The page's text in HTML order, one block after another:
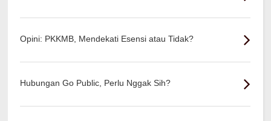
Opini: PKKMB, Mendekati Esensi atau Tidak?
Hubungan Go Public, Perlu Nggak Sih?